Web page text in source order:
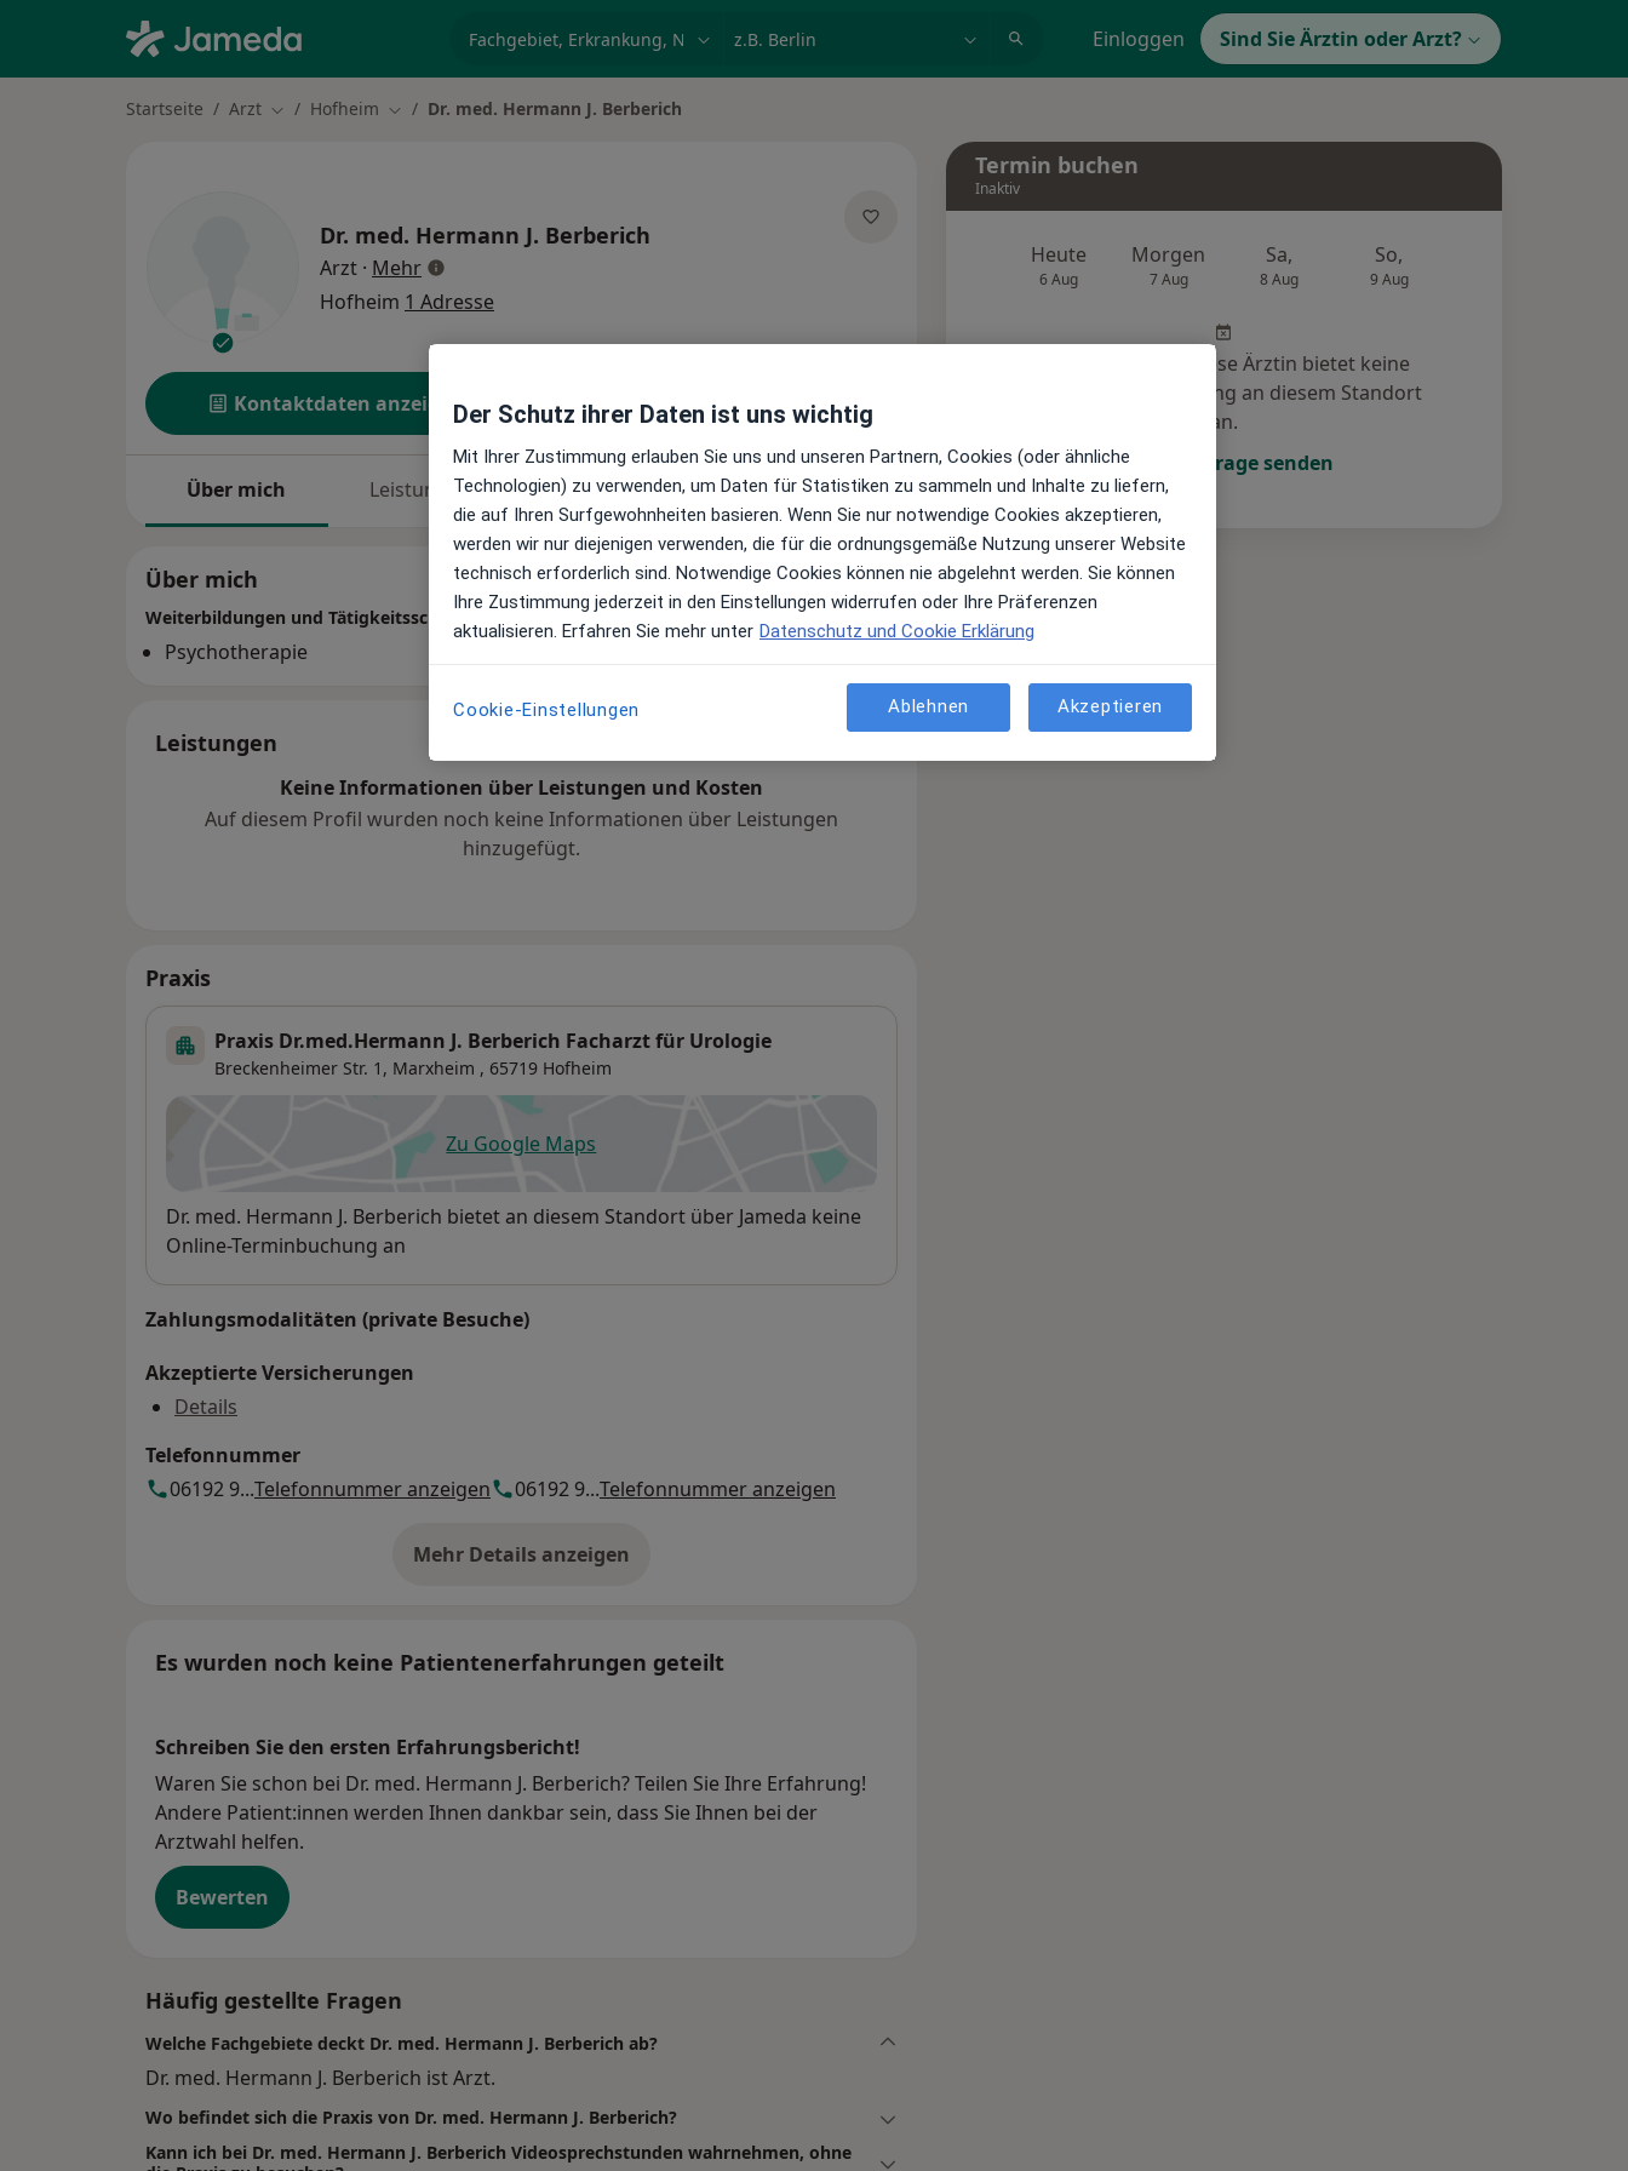
Einloggen Sind Sie Ärztin oder Arzt?
Startseite Arzt Stadt ändern
Hofheim Stadt ändern
Dr. med. Hermann J. Berberich
Dr. med. Hermann J. Berberich
Arzt · Mehrüber Spezialisierungen
Hofheim 1 Adresse
Kontaktdaten anzeigen Terminanfrage senden
Über mich Leistungen Standorte Bewertungen
Über mich
Weiterbildungen und Tätigkeitsschwerpunkte
Psychotherapie
Leistungen
Keine Informationen über Leistungen und Kosten
Auf diesem Profil wurden noch keine Informationen über Leistungen
hinzugefügt.
Praxis
Praxis Dr.med.Hermann J. Berberich Facharzt für Urologie
Breckenheimer Str. 1, Marxheim , 65719 Hofheim
Zu Google Mapsöffnet in einer neuen Registerkarte
Verfügbarkeit
Dr. med. Hermann J. Berberich bietet an diesem Standort über Jameda keine
Online-Terminbuchung an
Zahlungsmodalitäten (private Besuche)
Akzeptierte Versicherungen
Details
Telefonnummer
06192 9...Telefonnummer anzeigen 06192 9...Telefonnummer anzeigen
Mehr Details anzeigen
über die Adresse
Es wurden noch keine Patientenerfahrungen geteilt
Schreiben Sie den ersten Erfahrungsbericht!
Waren Sie schon bei Dr. med. Hermann J. Berberich? Teilen Sie Ihre Erfahrung!
Andere Patient:innen werden Ihnen dankbar sein, dass Sie Ihnen bei der
Arztwahl helfen.
Bewerten
Häufig gestellte Fragen
Welche Fachgebiete deckt Dr. med. Hermann J. Berberich ab?
Dr. med. Hermann J. Berberich ist Arzt.
Wo befindet sich die Praxis von Dr. med. Hermann J. Berberich?
Kann ich bei Dr. med. Hermann J. Berberich Videosprechstunden wahrnehmen, ohne
Termin buchen
Inaktiv
Heute
6 Aug
Morgen
7 Aug
Sa,
8 Aug
So,
9 Aug
Dieser Arzt bzw. diese Ärztin bietet keine
Online-Terminbuchung an diesem Standort
an.
Terminanfrage senden
Der Schutz ihrer Daten ist uns wichtig
Mit Ihrer Zustimmung erlauben Sie uns und unseren Partnern, Cookies (oder ähnliche
Technologien) zu verwenden, um Daten für Statistiken zu sammeln und Inhalte zu liefern,
die auf Ihren Surfgewohnheiten basieren. Wenn Sie nur notwendige Cookies akzeptieren,
werden wir nur diejenigen verwenden, die für die ordnungsgemäße Nutzung unserer Website
technisch erforderlich sind. Notwendige Cookies können nie abgelehnt werden. Sie können
Ihre Zustimmung jederzeit in den Einstellungen widerrufen oder Ihre Präferenzen
aktualisieren. Erfahren Sie mehr unter Datenschutz und Cookie Erklärung
Cookie-Einstellungen Ablehnen Akzeptieren